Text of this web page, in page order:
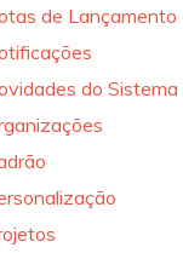
de Lançamento
do Sistema